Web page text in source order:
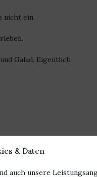
& Daten
auch unsere
nicht ein.
Galad. Eigentlich